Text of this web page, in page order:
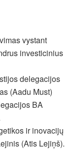
vystant
investicinius
delegacijos
(Aadu Must)
BA
ir inovacijų
(Atis Lejiņš).